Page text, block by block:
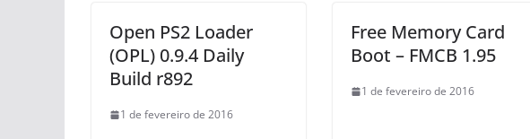
Open PS2 Loader
(OPL) 0.9.4 Daily
Build r892
1 de fevereiro de 2016
Free Memory Card
Boot – FMCB 1.95
1 de fevereiro de 2016